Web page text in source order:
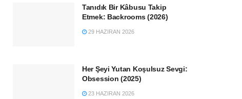
Tanıdık Bir Kâbusu Takip
Etmek: Backrooms (2026)
29 HAZIRAN 2026
Her Şeyi Yutan Koşulsuz Sevgi:
Obsession (2025)
23 HAZIRAN 2026